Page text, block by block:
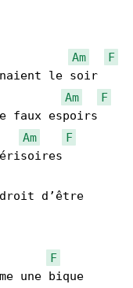
Am
F
Am
F
Am
F
droit d’être
F